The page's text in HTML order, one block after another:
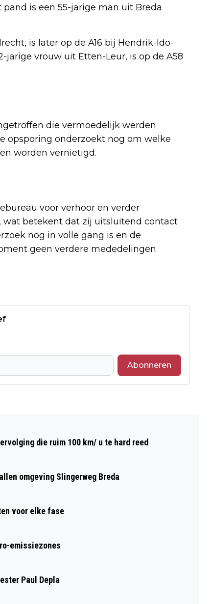
is een 55-jarige man uit Breda
is later op de A16 bij Hendrik-Ido-
vrouw uit Etten-Leur, is op de A58
die vermoedelijk werden
opsporing onderzoekt nog om welke
worden vernietigd.
voor verhoor en verder
wat betekent dat zij uitsluitend contact
nog in volle gang is en de
geen verdere mededelingen
Abonneren
OP: MODERNER, LICHTER EN
die ruim 100 km/ u te hard reed
omgeving Slingerweg Breda
voor elke fase
emissiezones
Paul Depla